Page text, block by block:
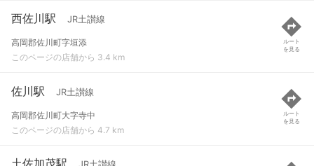
西佐川駅 JR土讃線
高岡郡佐川町字垣添
このページの店舗から 3.4 km
ルート
を見る
佐川駅 JR土讃線
高岡郡佐川町大字寺中
このページの店舗から 4.7 km
ルート
を見る
土佐加茂駅